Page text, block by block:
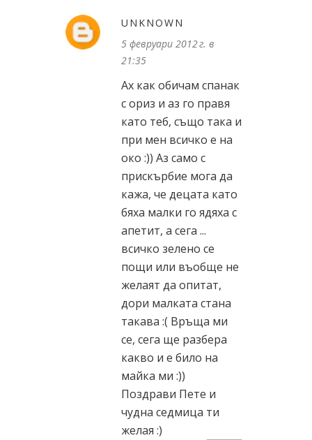
UNKNOWN
5 февруари 2012 г. в
21:35
Ах как обичам спанак
с ориз и аз го правя
като теб, също така и
при мен всичко е на
око :)) Аз само с
прискърбие мога да
кажа, че децата като
бяха малки го ядяха с
апетит, а сега ...
всичко зелено се
пощи или въобще не
желаят да опитат,
дори малката стана
такава :( Връща ми
се, сега ще разбера
какво и е било на
майка ми :))
Поздрави Пете и
чудна седмица ти
желая :)